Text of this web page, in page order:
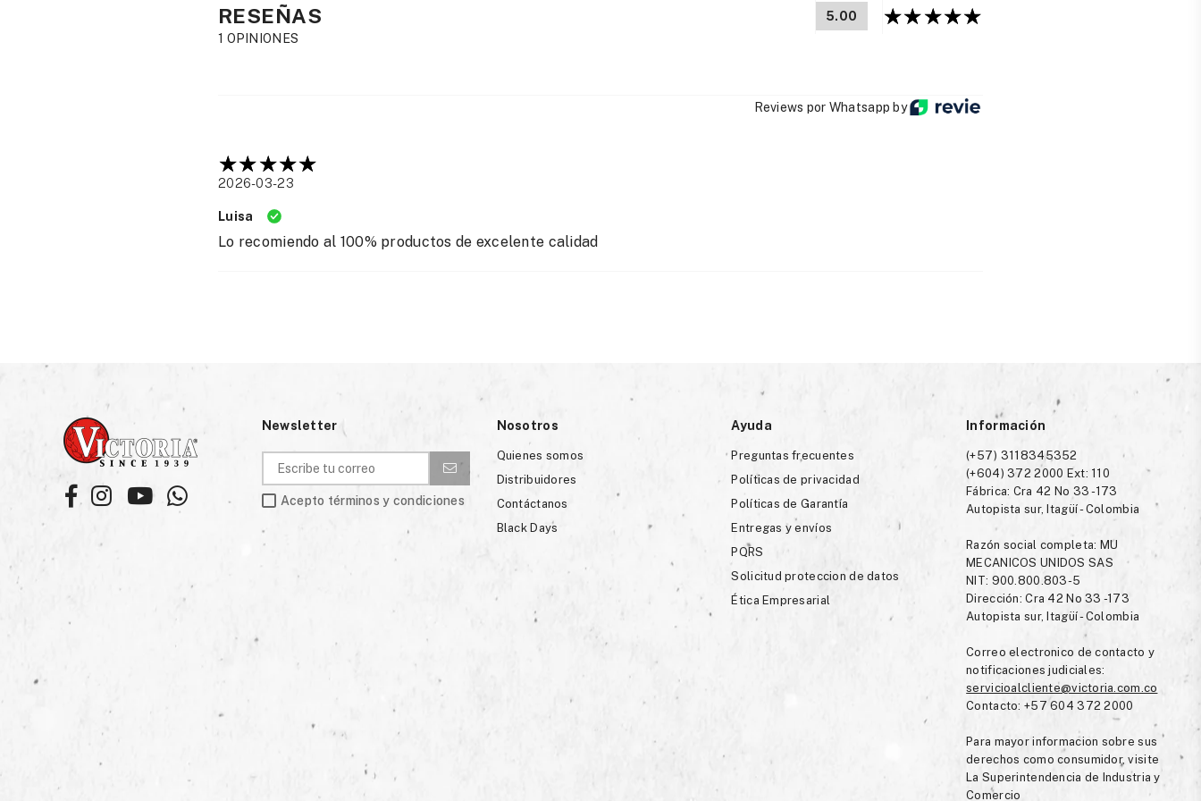
RESEÑAS
1 OPINIONES
5.00
Reviews por Whatsapp by
2026-03-23
Luisa
Lo recomiendo al 100% productos de excelente calidad
FacebookInstagramYouTubeWhatsapp
Newsletter
Acepto términos y condiciones
Nosotros
Quienes somos
Distribuidores
Contáctanos
Black Days
Ayuda
Preguntas frecuentes
Políticas de privacidad
Políticas de Garantía
Entregas y envíos
PQRS
Solicitud proteccion de datos
Ética Empresarial
Información
(+57) 3118345352
(+604) 372 2000 Ext: 110
Fábrica: Cra 42 No 33 -173
Autopista sur, Itagüí - Colombia
Razón social completa: MU
MECANICOS UNIDOS SAS
NIT: 900.800.803-5
Dirección: Cra 42 No 33 -173
Autopista sur, Itagüí - Colombia
Correo electronico de contacto y
notificaciones judiciales:
servicioalcliente@victoria.com.co
Contacto: +57 604 372 2000
Para mayor informacion sobre sus
derechos como consumidor, visite
La Superintendencia de Industria y
Comercio